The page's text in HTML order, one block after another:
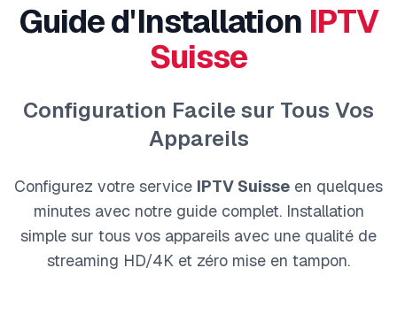
Guide d'Installation IPTV
Suisse
Configuration Facile sur Tous Vos
Appareils
Configurez votre service IPTV Suisse en quelques
minutes avec notre guide complet. Installation
simple sur tous vos appareils avec une qualité de
streaming HD/4K et zéro mise en tampon.